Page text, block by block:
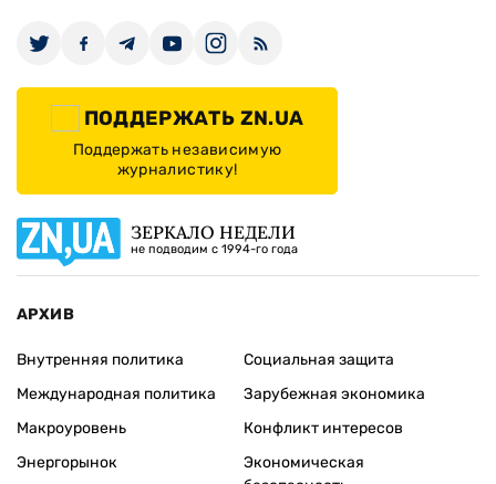
ПОДДЕРЖАТЬ ZN.UA
Поддержать независимую
журналистику!
ЗЕРКАЛО НЕДЕЛИ
не подводим с 1994-го года
АРХИВ
Внутренняя политика
Международная политика
Макроуровень
Энергорынок
Социальная защита
Зарубежная экономика
Конфликт интересов
Экономическая